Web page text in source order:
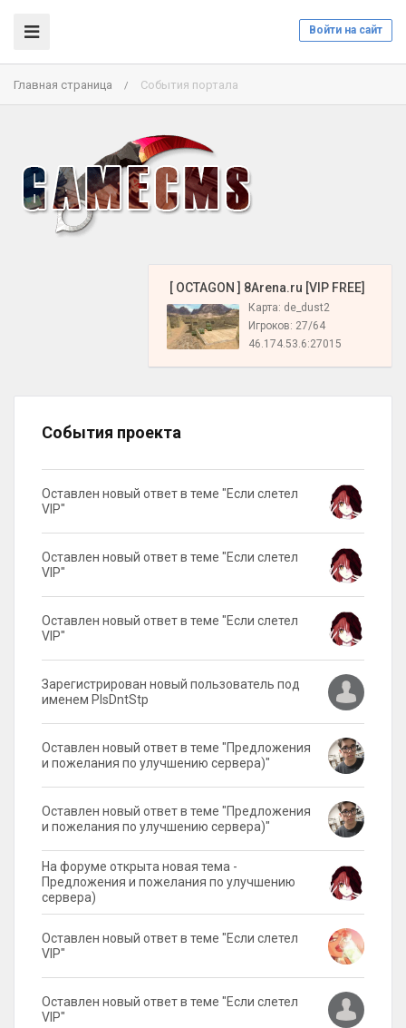
Войти на сайт
Главная страница / События портала
️ [ OCTAGON ] 8Arena.ru [VIP FREE]
Карта: de_dust2
Игроков: 27/64
46.174.53.6:27015
События проекта
Оставлен новый ответ в теме "Если слетел
VIP"
Оставлен новый ответ в теме "Если слетел
VIP"
Оставлен новый ответ в теме "Если слетел
VIP"
Зарегистрирован новый пользователь под
именем PlsDntStp
Оставлен новый ответ в теме "Предложения
и пожелания по улучшению сервера)"
Оставлен новый ответ в теме "Предложения
и пожелания по улучшению сервера)"
На форуме открыта новая тема -
Предложения и пожелания по улучшению
сервера)
Оставлен новый ответ в теме "Если слетел
VIP"
Оставлен новый ответ в теме "Если слетел
VIP"